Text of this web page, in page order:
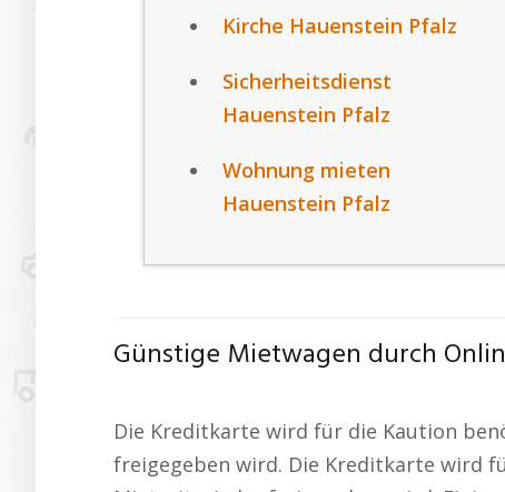
Kirche Hauenstein Pfalz
Sicherheitsdienst
Hauenstein Pfalz
Wohnung mieten
Hauenstein Pfalz
Günstige Mietwagen durch
Die Kreditkarte wird für die Kaution
freigegeben wird. Die Kreditkarte wird